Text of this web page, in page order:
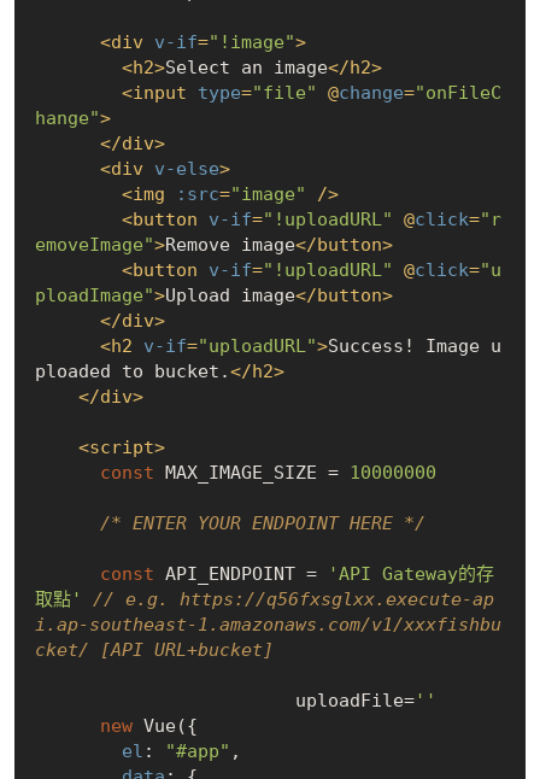
<div v-if="!image">
<h2>Select an image</h2>
<input type="file" @change="onFileC
hange">
</div>
<div v-else>
<img :src="image" />
<button v-if="!uploadURL" @click="r
emoveImage">Remove image</button>
<button v-if="!uploadURL" @click="u
ploadImage">Upload image</button>
</div>
<h2 v-if="uploadURL">Success! Image u
ploaded to bucket.</h2>
</div>
<script>
const MAX_IMAGE_SIZE = 10000000
/* ENTER YOUR ENDPOINT HERE */
const API_ENDPOINT =
'API Gateway的存
取點'
// e.g. https://q56fxsglxx.execute-ap
i.ap-southeast-1.amazonaws.com/v1/xxxfishbu
cket/ [API URL+bucket]
			uploadFile=
''
new Vue({
el : "#app" ,